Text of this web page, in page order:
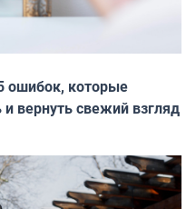
ошибок, которые
вернуть свежий взгляд